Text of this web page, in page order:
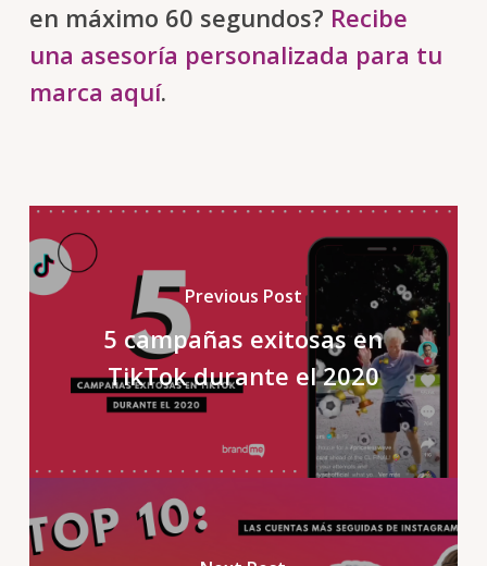
en máximo 60 segundos? Recibe
una asesoría personalizada para tu
marca aquí.
Previous Post
5 campañas exitosas en
TikTok durante el 2020